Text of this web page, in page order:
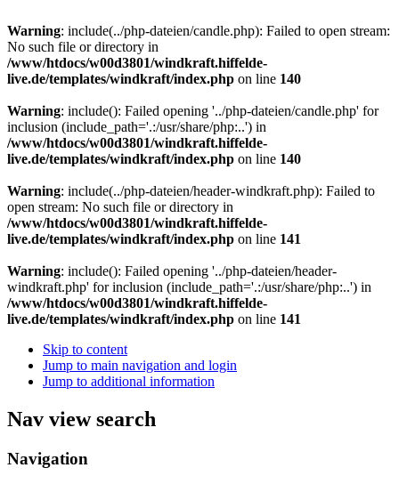
Warning: include(../php-dateien/candle.php): Failed to open stream:
No such file or directory in
/www/htdocs/w00d3801/windkraft.hiffelde-
live.de/templates/windkraft/index.php on line 140
Warning: include(): Failed opening '../php-dateien/candle.php' for
inclusion (include_path='.:/usr/share/php:..') in
/www/htdocs/w00d3801/windkraft.hiffelde-
live.de/templates/windkraft/index.php on line 140
Warning: include(../php-dateien/header-windkraft.php): Failed to
open stream: No such file or directory in
/www/htdocs/w00d3801/windkraft.hiffelde-
live.de/templates/windkraft/index.php on line 141
Warning: include(): Failed opening '../php-dateien/header-
windkraft.php' for inclusion (include_path='.:/usr/share/php:..') in
/www/htdocs/w00d3801/windkraft.hiffelde-
live.de/templates/windkraft/index.php on line 141
Skip to content
Jump to main navigation and login
Jump to additional information
Nav view search
Navigation